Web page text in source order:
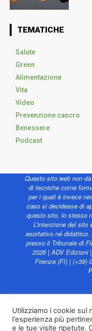
TEMATICHE
Salute
Green
Alimentazione
Vita
Video
Prevenzione cancro
Benessere
Podcast
Questo sito web non
di tecniche come
per i quali è invece
caso si decidesse di
questo sito, lo stesso
L’intenzione del
esortativo né
presso il Tribunale di
2026 | ADV Edizioni
Firenze (FI) | (+39)
Vita
Utilizziamo i cookie sul
l'esperienza più
e le tue visite ripetute.